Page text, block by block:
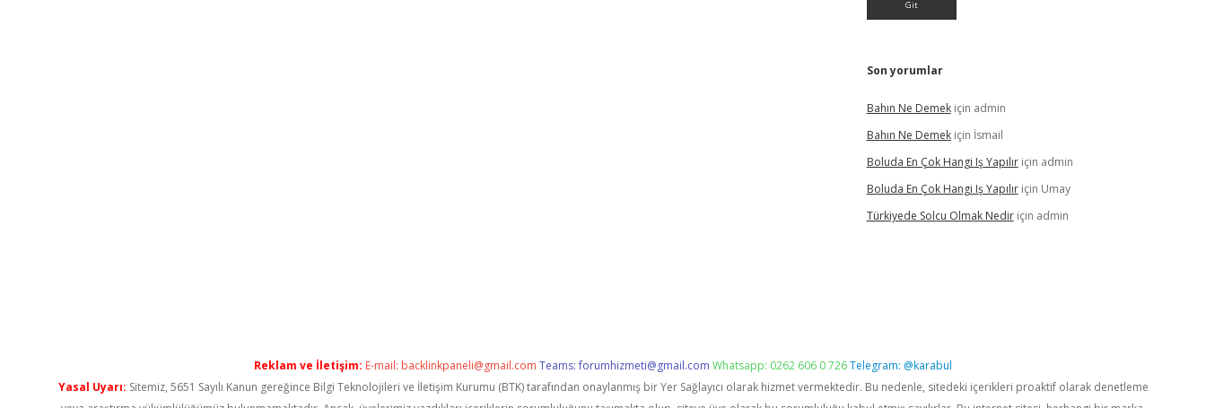
Son yorumlar
Bahın Ne Demekiçin admin
Bahın Ne Demekiçin İsmail
Boluda En Çok Hangi Iş Yapılıriçin admin
Boluda En Çok Hangi Iş Yapılıriçin Umay
Türkiyede Solcu Olmak Nediriçin admin
Reklam ve İletişim: E-mail: backlinkpaneli@gmail.com Teams:forumhizmeti@gmail.com Whatsapp: 0262 606 0 726Telegram: @karabul
Yasal Uyarı: Sitemiz, 5651 Sayılı Kanun gereğince Bilgi Teknolojileri ve İletişim Kurumu (BTK) tarafından onaylanmış bir Yer Sağlayıcı olarak hizmet vermektedir. Bu nedenle, sitedeki içerikleri proaktif olarak denetleme